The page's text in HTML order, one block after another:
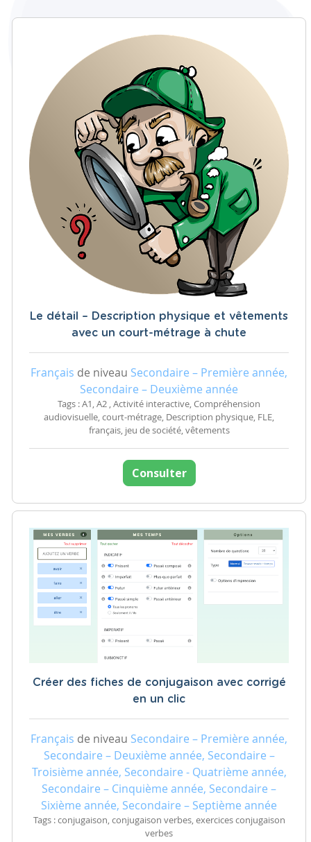
Le détail – Description physique et vêtements
avec un court-métrage à chute
Français de niveau Secondaire – Première année,
Secondaire – Deuxième année
Tags : A1, A2 , Activité interactive, Compréhension
audiovisuelle, court-métrage, Description physique, FLE,
français, jeu de société, vêtements
Consulter
Créer des fiches de conjugaison avec corrigé
en un clic
Français de niveau Secondaire – Première année,
Secondaire – Deuxième année, Secondaire –
Troisième année, Secondaire - Quatrième année,
Secondaire – Cinquième année, Secondaire –
Sixième année, Secondaire – Septième année
Tags : conjugaison, conjugaison verbes, exercices conjugaison
verbes